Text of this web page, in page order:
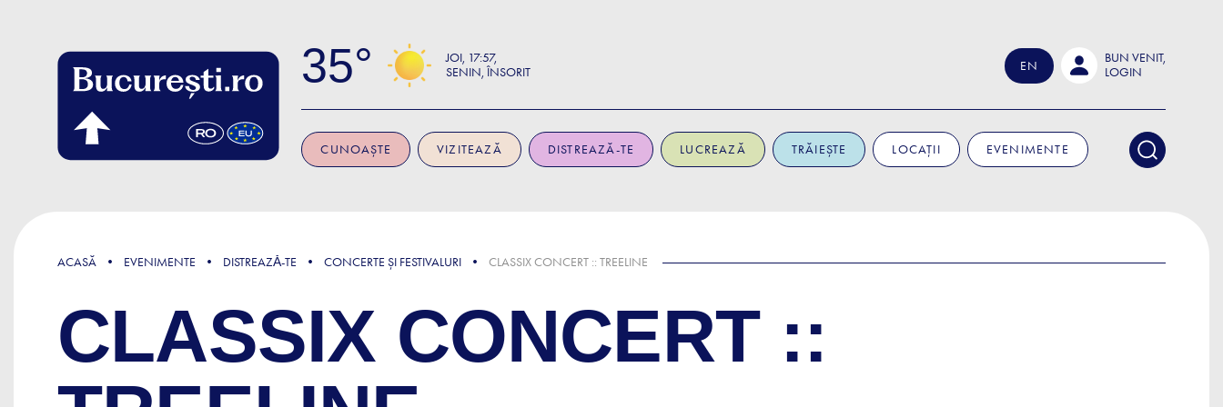
35 JOI 17:57
SENIN, ÎNSORIT
EN
BUN VENIT,
LOGIN
CUNOAȘTE VIZITEAZĂ DISTREAZĂ-TE LUCREAZĂ TRĂIEȘTE LOCAȚII EVENIMENTE
ACASĂ EVENIMENTE DISTREAZǍ-TE CONCERTE ȘI FESTIVALURI CLASSIX CONCERT :: TREELINE
CLASSIX CONCERT ::